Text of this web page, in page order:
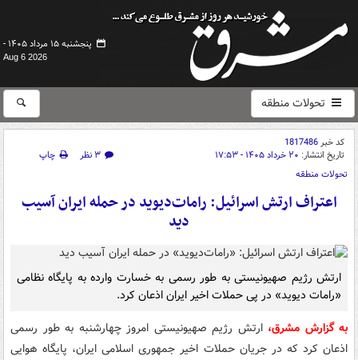
پنجشنبه ۱۵ مرداد ۱۴۰۵ -
Aug 6 2026
تحولات منطقه
کد خبر1817486
تاریخ انتشار: ۲۰ خرداد ۱۴۰۵ - ۱۷:۵۳ ۳ نظر
چاپ
تحولات منطقه
اعتراف ارتش اسرائیل: رامات‌دیوید در حمله ایران آسیب
دید
ارتش رژیم صهیونیستی به طور رسمی به خسارت وارده به پایگاه نظامی
«رامات دیوید» در پی حملات اخیر ایران اذعان کرد.
به گزارش مشرق،ارتش رژیم صهیونیستی امروز چهارشنبه به طور رسمی
اذعان کرد که در جریان حملات اخیر جمهوری اسلامی ایران، پایگاه هوایی